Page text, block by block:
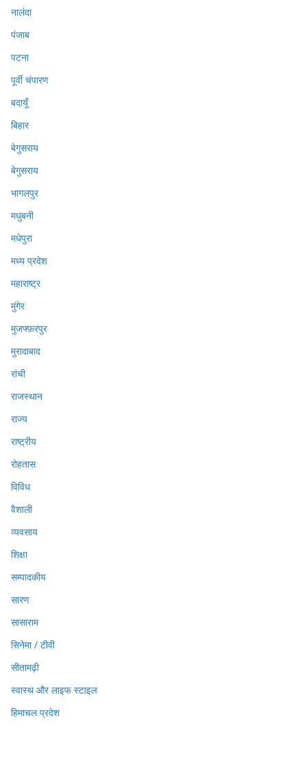
नालंदा
पंजाब
पटना
पूर्वी चंपारण
बदायूँ
बिहार
बेगुसराय
बेगुसराय
भागलपुर
मधुबनी
मधेपुरा
मध्य प्रदेश
महाराष्ट्र
मुंगेर
मुजफ्फ़रपुर
मुरादाबाद
रांची
राजस्थान
राज्य
राष्ट्रीय
रोहतास
विविध
वैशाली
व्यवसाय
शिक्षा
सम्पादकीय
सारण
सासाराम
सिनेमा / टीवी
सीतामढ़ी
स्वास्थ और लाइफ स्टाइल
हिमाचल प्रदेश